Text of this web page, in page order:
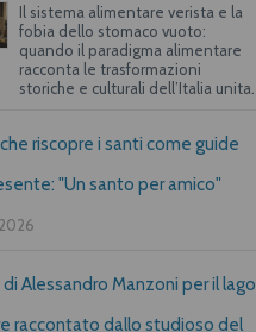
Il sistema alimentare verista e la
fobia dello stomaco vuoto:
quando il paradigma alimentare
racconta le trasformazioni
storiche e culturali dell’Italia unita.
riscopre i santi come guide
"Un santo per amico"
Alessandro Manzoni per il lago
raccontato dallo studioso del